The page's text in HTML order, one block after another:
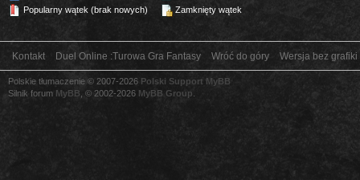
Popularny wątek (brak nowych)
Zamknięty wątek
Kontakt Duel Online :Turowa Gra Fantasy Wróć do góry Wersja bez grafiki
Polskie tłumaczenie © 2007-2026 Polski Support MyBB
Silnik forum MyBB , © 2002-2026 MyBB Group